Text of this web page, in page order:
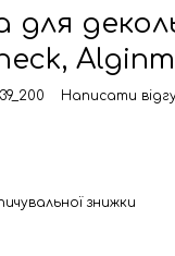
для
Написати
знижки